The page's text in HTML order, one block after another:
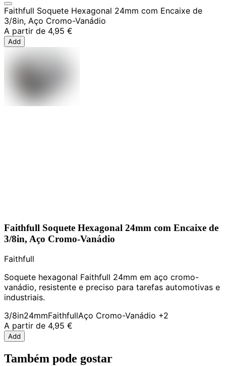
Faithfull Soquete Hexagonal 24mm com Encaixe de
3/8in, Aço Cromo-Vanádio
A partir de 4,95 €
Add
Faithfull Soquete Hexagonal 24mm com Encaixe de
3/8in, Aço Cromo-Vanádio
Faithfull
Soquete hexagonal Faithfull 24mm em aço cromo-
vanádio, resistente e preciso para tarefas automotivas e
industriais.
3/8in24mmFaithfullAço Cromo-Vanádio +2
A partir de 4,95 €
Add
Também pode gostar